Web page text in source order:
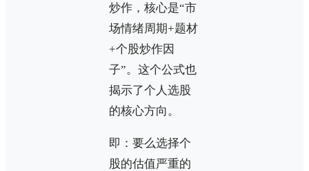
炒作，核心是“市
场情绪周期+题材
+个股炒作因
子”。这个公式也
揭示了个人选股
的核心方向。
即：要么选择个
股的估值严重的